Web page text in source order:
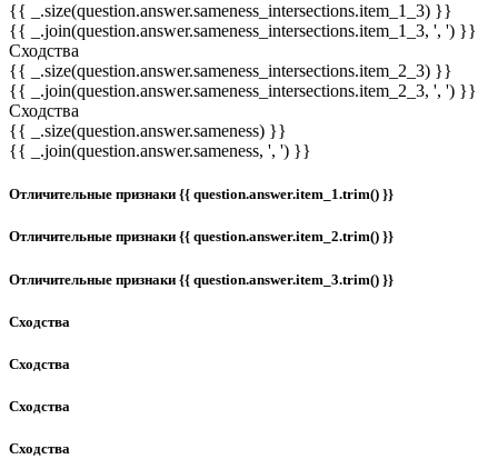
{{ _.size(question.answer.sameness_intersections.item_1_3) }}
{{ _.join(question.answer.sameness_intersections.item_1_3, ', ') }}
Сходства
{{ _.size(question.answer.sameness_intersections.item_2_3) }}
{{ _.join(question.answer.sameness_intersections.item_2_3, ', ') }}
Сходства
{{ _.size(question.answer.sameness) }}
{{ _.join(question.answer.sameness, ', ') }}
Отличительные признаки {{ question.answer.item_1.trim() }}
Отличительные признаки {{ question.answer.item_2.trim() }}
Отличительные признаки {{ question.answer.item_3.trim() }}
Сходства
Сходства
Сходства
Сходства